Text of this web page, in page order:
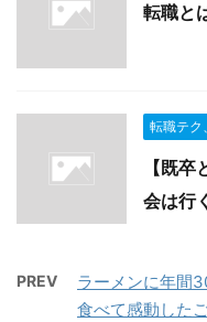
転職と
転職テク
【既
会は行
PREV
ラーメンに年間
食べて感動した